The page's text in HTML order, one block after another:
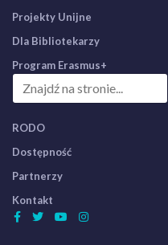
Projekty Unijne
Dla Bibliotekarzy
Program Erasmus+
RODO
Dostępność
Partnerzy
Kontakt